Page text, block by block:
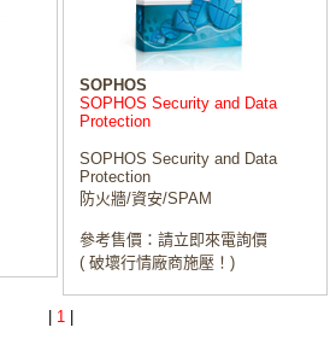
SOPHOS
SOPHOS Security and Data
Protection
SOPHOS Security and Data
Protection
防火牆/資安/SPAM
參考售價：請立即來電詢價
( 破壞行情廠商施壓！)
1|